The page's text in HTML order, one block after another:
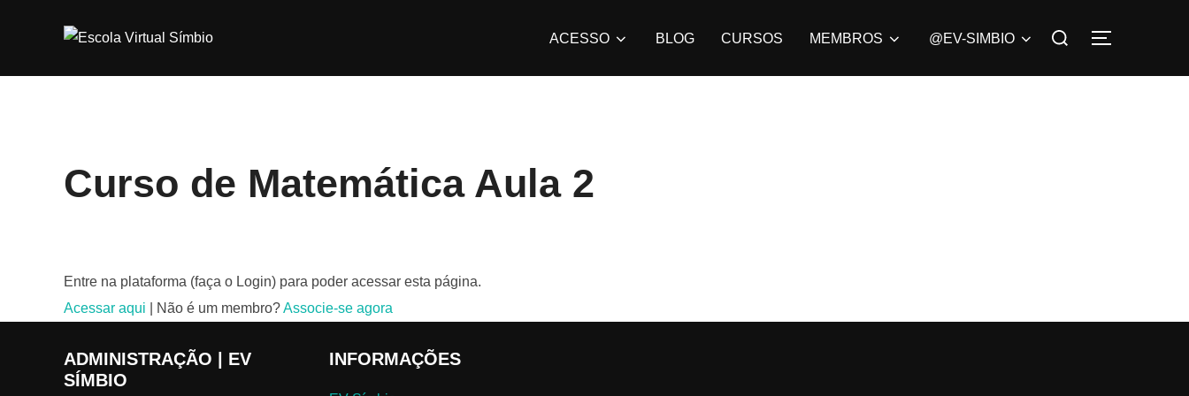
ACESSO BLOG CURSOS MEMBROS @EV-SIMBIO
Pesquisar
Curso de Matemática Aula 2
Entre na plataforma (faça o Login) para poder acessar esta página.
Acessar aqui | Não é um membro?Associe-se agora
ADMINISTRAÇÃO | EV
SÍMBIO
INFORMAÇÕES